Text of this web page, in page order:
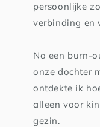
persoonlijke
verbinding en
Na een burn-
onze dochter
ontdekte ik
alleen voor
gezin.